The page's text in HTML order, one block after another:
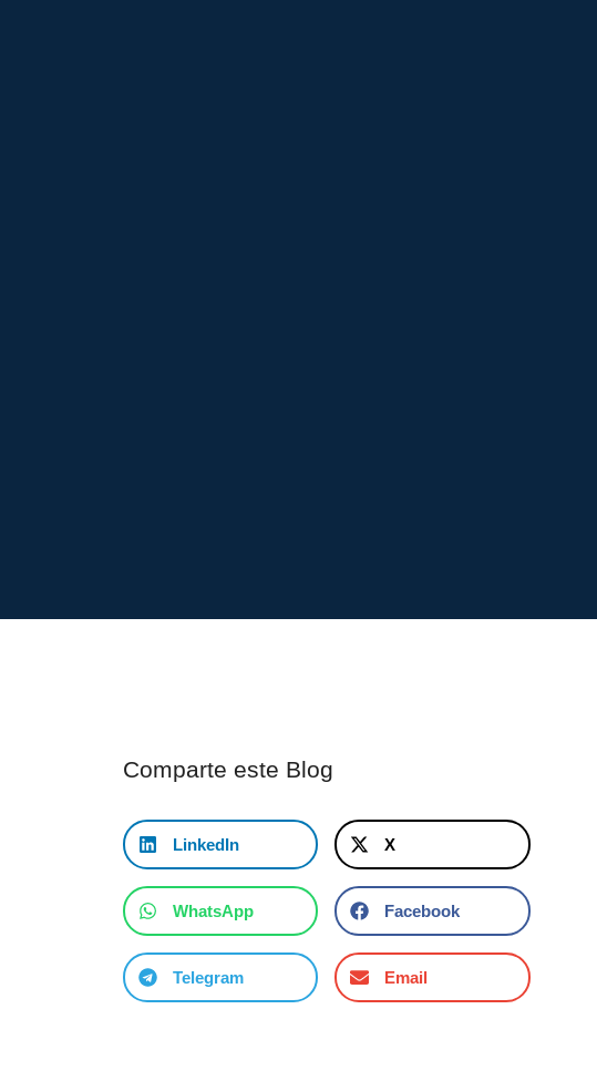
Comparte este Blog
LinkedIn X
WhatsApp Facebook
Telegram Email